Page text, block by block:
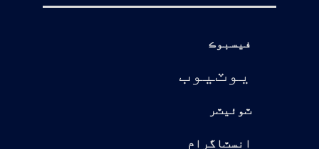
فيسبوڪ
يوٽيوب
ٽوئيٽر
انسٽاگرام